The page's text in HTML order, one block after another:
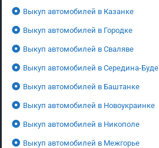
Выкуп автомобилей в Казанке
Выкуп автомобилей в Городке
Выкуп автомобилей в Сваляве
Выкуп автомобилей в Середина-Буде
Выкуп автомобилей в Баштанке
Выкуп автомобилей в Новоукраинке
Выкуп автомобилей в Никополе
Выкуп автомобилей в Межгорье